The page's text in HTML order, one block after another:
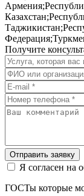
Получите
Отправить заявку
Я согласен на
ГОСТы которые